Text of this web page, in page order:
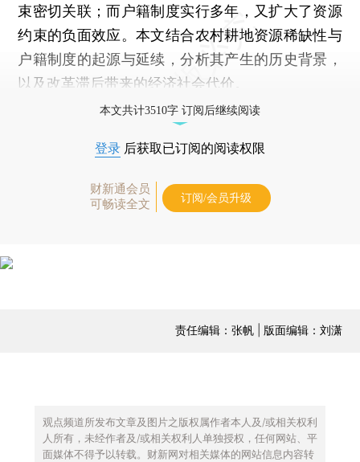
束密切关联；而户籍制度实行多年，又扩大了资源
约束的负面效应。本文结合农村耕地资源稀缺性与
户籍制度的起源与延续，分析其产生的历史背景，
以及改革滞后带来的经济社会代价。
本文共计3510字 订阅后继续阅读
登录 后获取已订阅的阅读权限
财新通会员
可畅读全文
订阅/会员升级
责任编辑：张帆 | 版面编辑：刘潇
观点频道所发布文章及图片之版权属作者本人及/或相关权利
人所有，未经作者及/或相关权利人单独授权，任何网站、平
面媒体不得予以转载。财新网对相关媒体的网站信息内容转